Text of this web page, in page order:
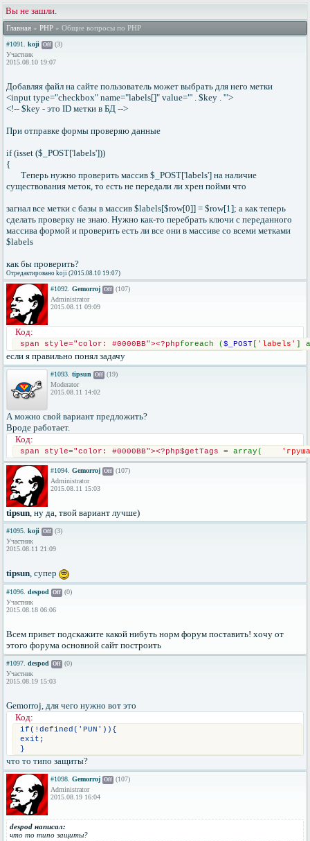
Вы не зашли.
Главная » PHP » Общие вопросы по PHP
#1091. koji Off (3)
Участник
2015.08.10 19:07
Добавляя файл на сайте пользователь может выбрать для него метки
<input type="checkbox" name="labels[]" value="' . $key . '">
<!-- $key - это ID метки в БД -->
При отправке формы проверяю данные
if (isset ($_POST['labels']))
{
Теперь нужно проверить массив $_POST['labels'] на наличие
существования меток, то есть не передали ли хрен пойми что
загнал все метки с базы в массив $labels[$row[0]] = $row[1]; а как теперь
сделать проверку не знаю. Нужно как-то перебрать ключи с переданного
массива формой и проверить есть ли все они в массиве со всеми метками
$labels
как бы проверить?
Отредактировано koji (2015.08.10 19:07)
#1092. Gemorroj Off (107)
Administrator
2015.08.11 09:09
Код:
span style="color: #0000BB"><?phpforeach ($_POST [ 'labels' ]
если я правильно понял задачу
#1093. tipsun Off (19)
Moderator
2015.08.11 14:02
А можно свой вариант предложить?
Вроде работает.
Код:
span style="color: #0000BB"><?php$getTags = array(
#1094. Gemorroj Off (107)
Administrator
2015.08.11 15:03
tipsun, ну да, твой вариант лучше)
#1095. koji Off (3)
Участник
2015.08.11 21:09
tipsun, супер
#1096. despod Off (0)
Участник
2015.08.18 06:06
Всем привет подскажите какой нибуть норм форум поставить! хочу от
этого форума основной сайт построить
#1097. despod Off (0)
Участник
2015.08.19 15:03
Gemorroj, для чего нужно вот это
Код:
if(!defined('PUN')){
exit;
}
что то типо защиты?
#1098. Gemorroj Off (107)
Administrator
2015.08.19 16:04
despod написал:
что то типо защиты?